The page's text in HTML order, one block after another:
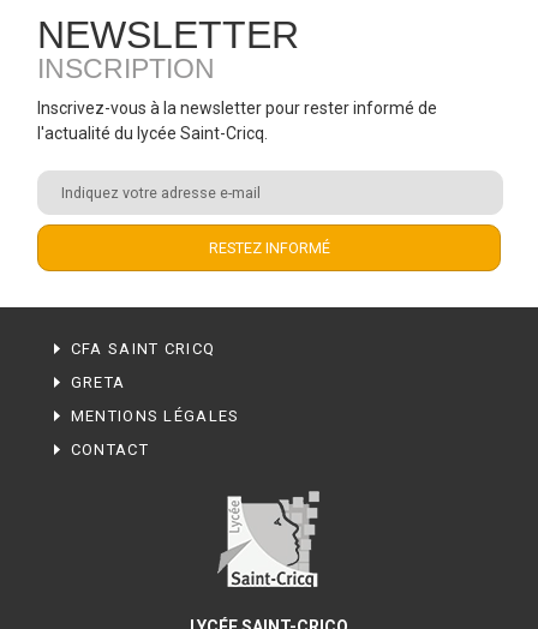
NEWSLETTER
INSCRIPTION
Inscrivez-vous à la newsletter pour rester informé de
l'actualité du lycée Saint-Cricq.
CFA SAINT CRICQ
GRETA
MENTIONS LÉGALES
CONTACT